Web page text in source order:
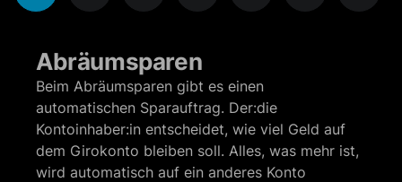
Abräumsparen
Beim Abräumsparen gibt es einen
automatischen Sparauftrag. Der:die
Kontoinhaber:in entscheidet, wie viel Geld auf
dem Girokonto bleiben soll. Alles, was mehr ist,
wird automatisch auf ein anderes Konto